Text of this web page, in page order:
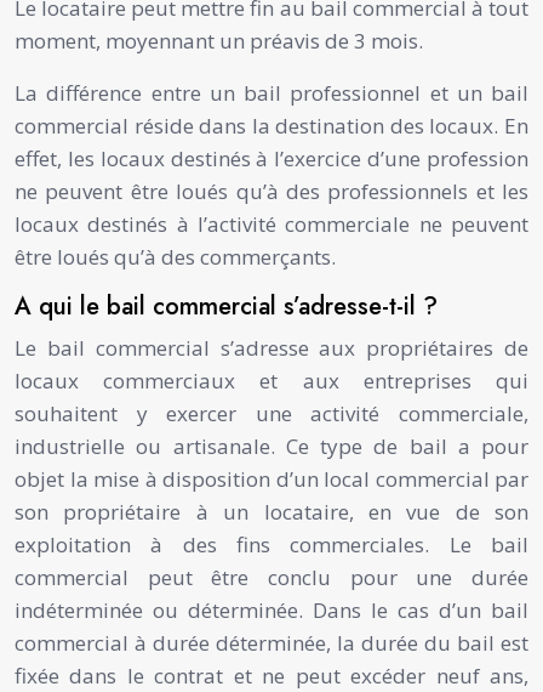
Le locataire peut mettre fin au bail commercial à tout
moment, moyennant un préavis de 3 mois.
La différence entre un bail professionnel et un bail
commercial réside dans la destination des locaux. En
effet, les locaux destinés à l’exercice d’une profession
ne peuvent être loués qu’à des professionnels et les
locaux destinés à l’activité commerciale ne peuvent
être loués qu’à des commerçants.
A qui le bail commercial s’adresse-t-il ?
Le bail commercial s’adresse aux propriétaires de
locaux commerciaux et aux entreprises qui
souhaitent y exercer une activité commerciale,
industrielle ou artisanale. Ce type de bail a pour
objet la mise à disposition d’un local commercial par
son propriétaire à un locataire, en vue de son
exploitation à des fins commerciales. Le bail
commercial peut être conclu pour une durée
indéterminée ou déterminée. Dans le cas d’un bail
commercial à durée déterminée, la durée du bail est
fixée dans le contrat et ne peut excéder neuf ans,